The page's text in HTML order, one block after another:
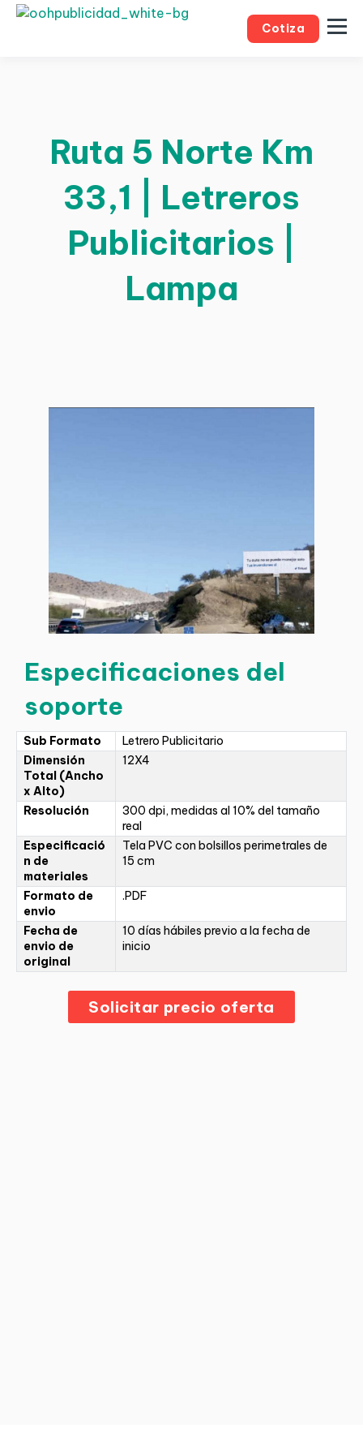
Cotiza
Ruta 5 Norte Km
33,1 | Letreros
Publicitarios |
Lampa
Especificaciones del
soporte
Sub Formato
Letrero Publicitario
Dimensión
Total (Ancho
x Alto)
12X4
Resolución
300 dpi, medidas al 10% del tamaño
real
Especificació
n de
materiales
Tela PVC con bolsillos perimetrales de
15 cm
Formato de
envio
.PDF
Fecha de
envio de
original
10 días hábiles previo a la fecha de
inicio
Solicitar precio oferta